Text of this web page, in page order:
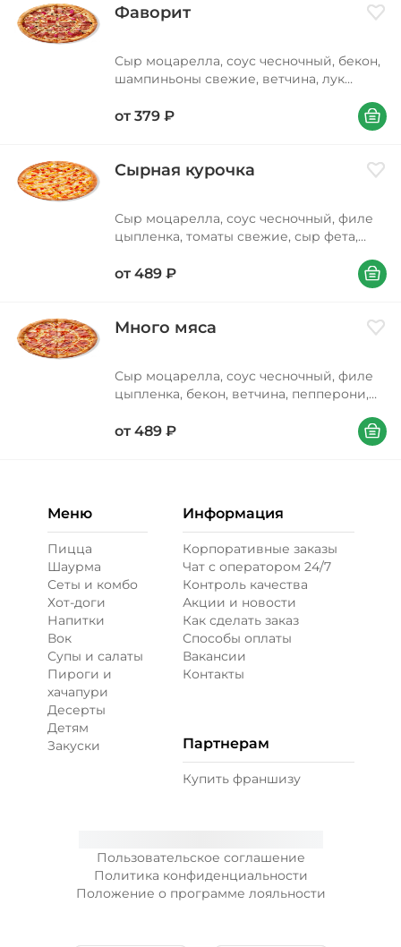
Фаворит
Сыр моцарелла, соус чесночный, бекон,
шампиньоны свежие, ветчина, лук
от 379 ₽ В
Сырная курочка
Сыр моцарелла, соус чесночный, филе
цыпленка, томаты свежие, сыр фета,
от 489 ₽ В
Много мяса
Сыр моцарелла, соус чесночный, филе
цыпленка, бекон, ветчина, пепперони,
от 489 ₽ В
Пользовательское соглашение
Политика конфиденциальности
Положение о программе лояльности
Меню
Пицца
Шаурма
Сеты и комбо
Хот-доги
Напитки
Вок
Супы и салаты
Пироги и
хачапури
Десерты
Детям
Закуски
Информация
Корпоративные заказы
Чат с оператором 24/7
Контроль качества
Акции и новости
Как сделать заказ
Способы оплаты
Вакансии
Контакты
Партнерам
Купить франшизу